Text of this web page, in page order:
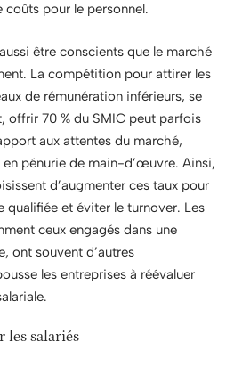
pour le personnel.
être conscients que le marché
La compétition pour attirer les
de rémunération inférieurs, se
offrir 70 % du SMIC peut parfois
aux attentes du marché,
en pénurie de main-d’œuvre. Ainsi,
d’augmenter ces taux pour
et éviter le turnover. Les
ceux engagés dans une
ont souvent d’autres
les entreprises à réévaluer
les salariés